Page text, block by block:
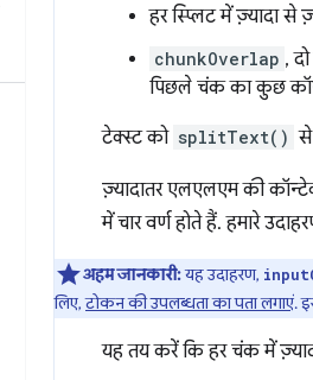
हर स्प्लिट में ज़्यादा से
chunkOverlap ,
पिछले चंक का कुछ
टेक्स्ट को splitText() से
ज़्यादातर एलएलएम की
में चार वर्ण होते हैं. हमारे
अहम जानकारी:यह उदाहरण,
लिए,टोकन की उपलब्धता का पता लगाएं.
यह तय करें कि हर चंक में